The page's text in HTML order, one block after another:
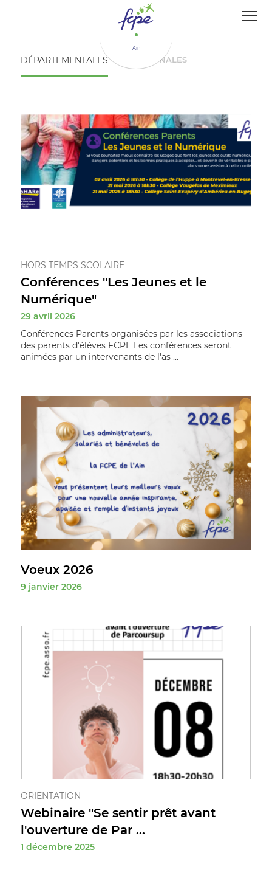
Ain
DÉPARTEMENTALES NATIONALES
HORS TEMPS SCOLAIRE
Conférences "Les Jeunes et le
Numérique"
29 avril 2026
Conférences Parents organisées par les associations
des parents d'élèves FCPE Les conférences seront
animées par un intervenants de l'as ...
Voeux 2026
9 janvier 2026
ORIENTATION
Webinaire "Se sentir prêt avant
l'ouverture de Par ...
1 décembre 2025